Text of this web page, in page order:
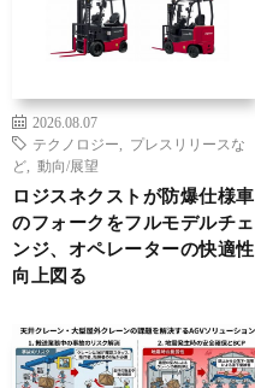
2026.08.07
テクノロジー
プレスリリースな
ど
動向/展望
ロジスネクストが防爆仕様車
のフォークをフルモデルチェ
ンジ、オペレーターの快適性
向上図る